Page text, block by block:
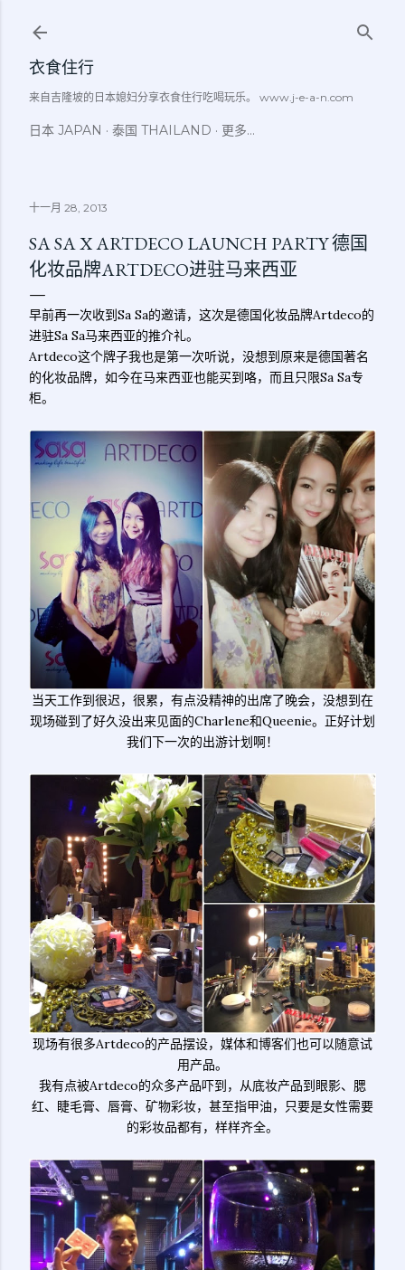
衣食住行
来自吉隆坡的日本媳妇分享衣食住行吃喝玩乐。 www.j-e-a-n.com
日本 JAPAN 泰国 THAILAND 更多…
十一月 28, 2013
SA SA X ARTDECO LAUNCH PARTY 德国
化妆品牌ARTDECO进驻马来西亚
早前再一次收到Sa Sa的邀请，这次是德国化妆品牌Artdeco的
进驻Sa Sa马来西亚的推介礼。
Artdeco这个牌子我也是第一次听说，没想到原来是德国著名
的化妆品牌，如今在马来西亚也能买到咯，而且只限Sa Sa专
柜。
当天工作到很迟，很累，有点没精神的出席了晚会，没想到在
现场碰到了好久没出来见面的Charlene和Queenie。正好计划
我们下一次的出游计划啊！
现场有很多Artdeco的产品摆设，媒体和博客们也可以随意试
用产品。
我有点被Artdeco的众多产品吓到，从底妆产品到眼影、腮
红、睫毛膏、唇膏、矿物彩妆，甚至指甲油，只要是女性需要
的彩妆品都有，样样齐全。